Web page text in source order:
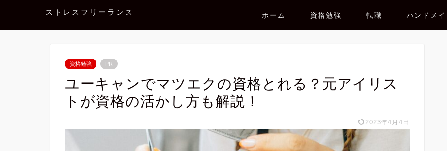
ストレスフリーランス ホーム 資格勉強 転職 ハンドメイ
資格勉強 PR
ユーキャンでマツエクの資格とれる？元アイリス
トが資格の活かし方も解説！
2023年4月4日